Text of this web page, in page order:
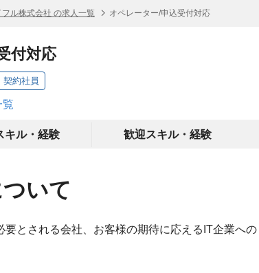
フル株式会社 の求人一覧 オペレーター/申込受付対応
付対応
契約社員
覧
キル・経験 歓迎スキル・経験
いて
とされる会社、お客様の期待に応えるIT企業への